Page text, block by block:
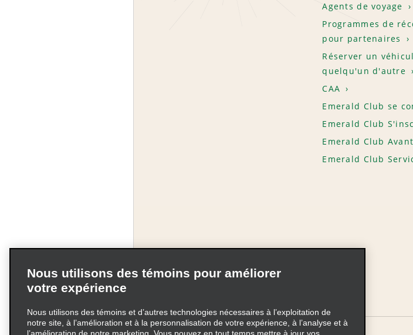
Agents de voyage
Programmes de
pour partenaires
Réserver un
quelqu'un d'autre
CAA
Emerald Club se
Emerald Club
Emerald Club
Emerald Club
Nous utilisons des témoins pour améliorer
votre expérience
Nous utilisons des témoins et d’autres technologies nécessaires à l’exploitation de
notre site, à l’amélioration et à la personnalisation de votre expérience, à l’analyse et à